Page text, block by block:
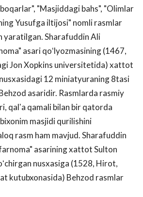
"Masjiddagi bahs", "Olimlar
Yusufga iltijosi" nomli rasmlar
yaratilgan. Sharafuddin Ali
asari qoʻlyozmasining (1467,
Jon Xopkins universitetida) xattot
12 miniatyuraning 8tasi
asaridir. Rasmlarda rasmiy
qalʼa qamali bilan bir qatorda
masjidi qurilishini
rasm ham mavjud. Sharafuddin
asarining xattot Sulton
nusxasiga (1528, Hirot,
kutubxonasida) Behzod rasmlar